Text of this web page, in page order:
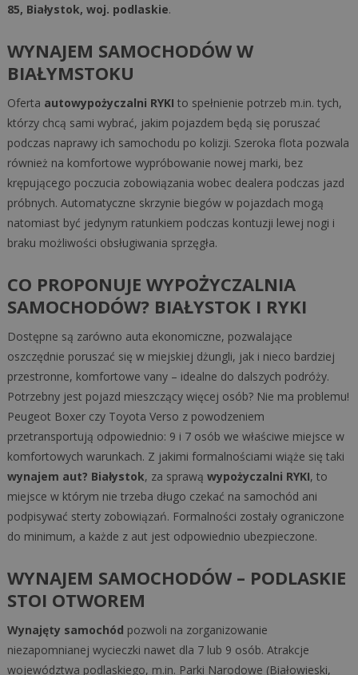
85, Białystok, woj. podlaskie.
WYNAJEM SAMOCHODÓW W
BIAŁYMSTOKU
Oferta autowypożyczalni RYKI to spełnienie potrzeb m.in. tych,
którzy chcą sami wybrać, jakim pojazdem będą się poruszać
podczas naprawy ich samochodu po kolizji. Szeroka flota pozwala
również na komfortowe wypróbowanie nowej marki, bez
krępującego poczucia zobowiązania wobec dealera podczas jazd
próbnych. Automatyczne skrzynie biegów w pojazdach mogą
natomiast być jedynym ratunkiem podczas kontuzji lewej nogi i
braku możliwości obsługiwania sprzęgła.
CO PROPONUJE WYPOŻYCZALNIA
SAMOCHODÓW? BIAŁYSTOK I RYKI
Dostępne są zarówno auta ekonomiczne, pozwalające
oszczędnie poruszać się w miejskiej dżungli, jak i nieco bardziej
przestronne, komfortowe vany – idealne do dalszych podróży.
Potrzebny jest pojazd mieszczący więcej osób? Nie ma problemu!
Peugeot Boxer czy Toyota Verso z powodzeniem
przetransportują odpowiednio: 9 i 7 osób we właściwe miejsce w
komfortowych warunkach. Z jakimi formalnościami wiąże się taki
wynajem aut? Białystok, za sprawą wypożyczalni RYKI, to
miejsce w którym nie trzeba długo czekać na samochód ani
podpisywać sterty zobowiązań. Formalności zostały ograniczone
do minimum, a każde z aut jest odpowiednio ubezpieczone.
WYNAJEM SAMOCHODÓW – PODLASKIE
STOI OTWOREM
Wynajęty samochód pozwoli na zorganizowanie
niezapomnianej wycieczki nawet dla 7 lub 9 osób. Atrakcje
województwa podlaskiego, m.in. Parki Narodowe (Białowieski,